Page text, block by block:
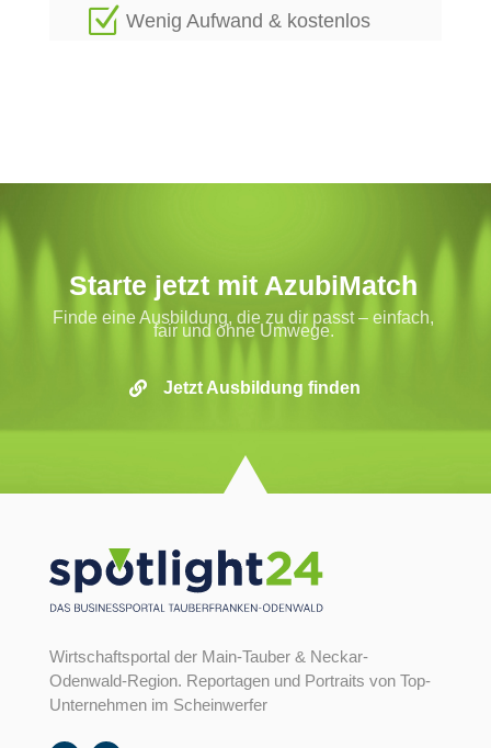
Z Wenig Aufwand & kostenlos
Starte jetzt mit AzubiMatch
Finde eine Ausbildung, die zu dir passt – einfach,
fair und ohne Umwege.
 Jetzt Ausbildung finden
Wirtschaftsportal der Main-Tauber & Neckar-
Odenwald-Region. Reportagen und Portraits von Top-
Unternehmen im Scheinwerfer